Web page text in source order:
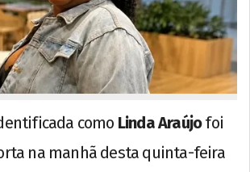
como Linda Araújofoi
na manhã desta quinta-feira